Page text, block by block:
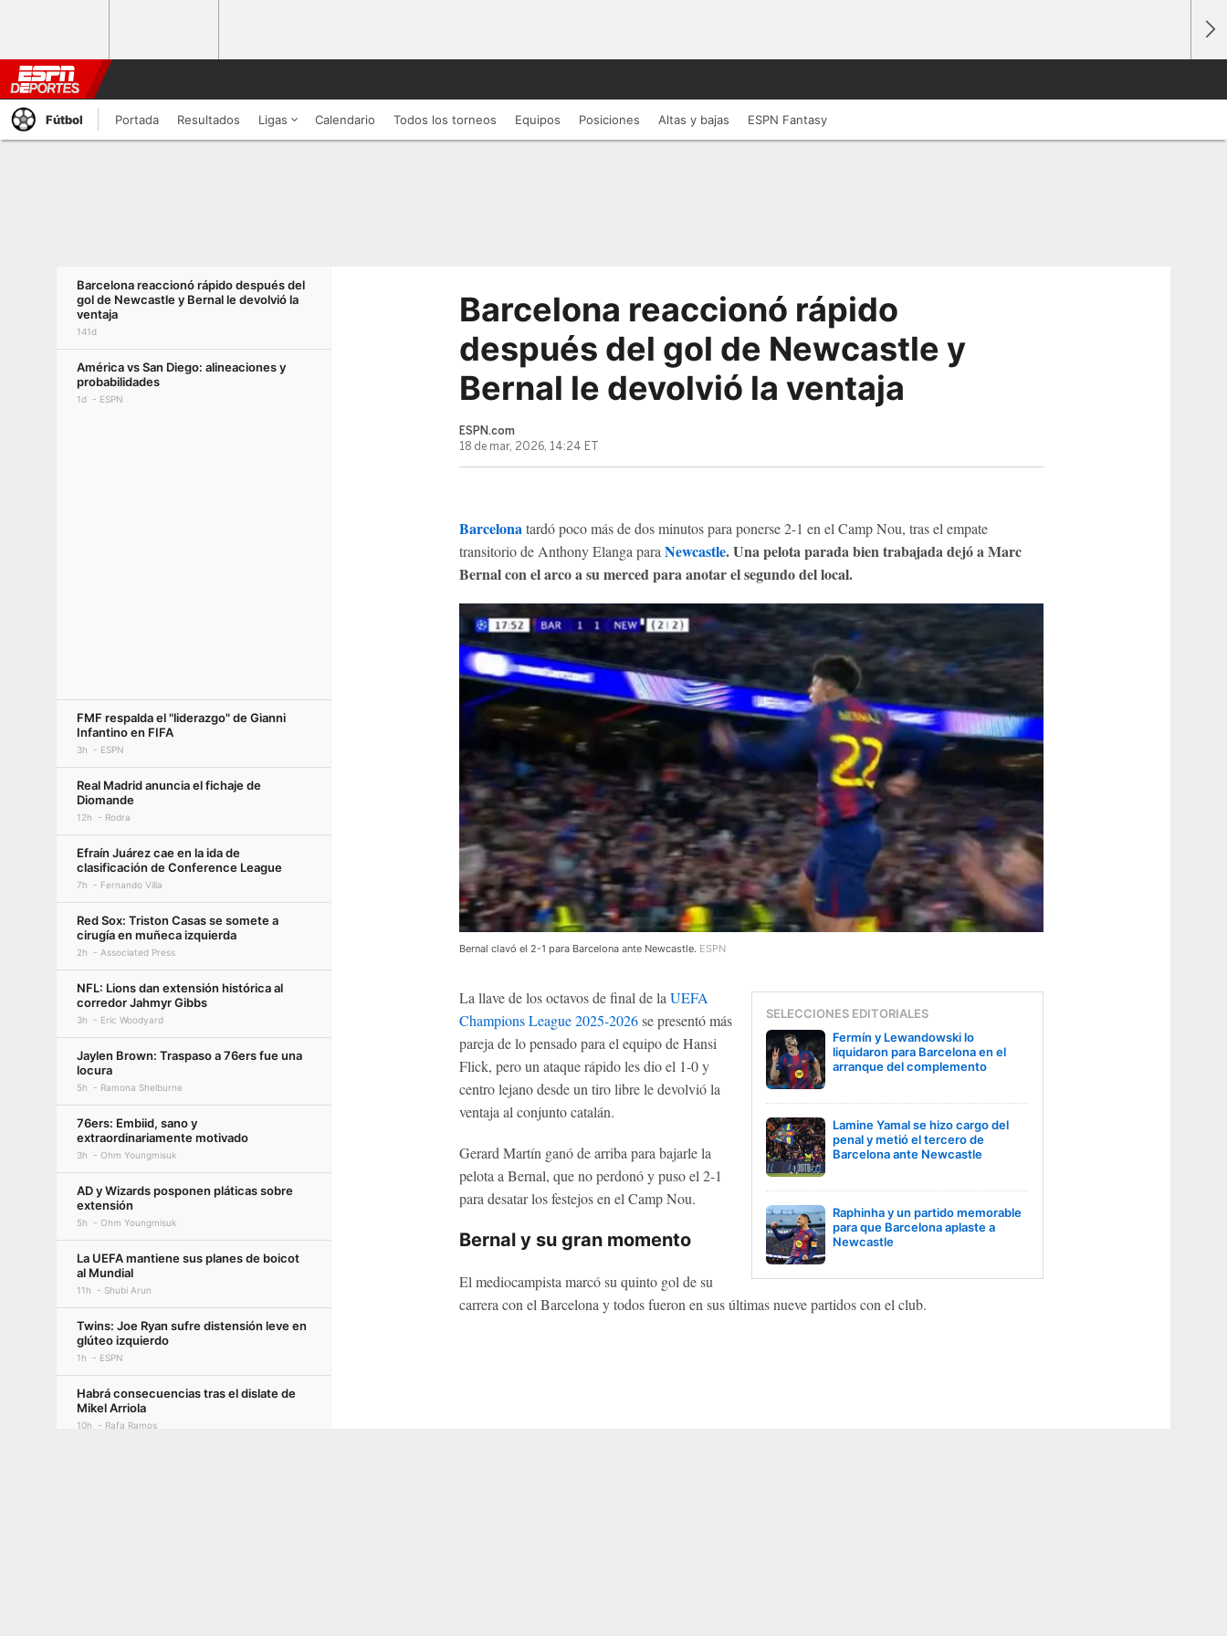
Fútbol Portada Resultados Ligas Calendario Todos los torneos Equipos Posiciones Altas y bajas ESPN Fantasy
Barcelona reaccionó rápido después del
gol de Newcastle y Bernal le devolvió la
ventaja
141d
América vs San Diego: alineaciones y
probabilidades
1d ESPN
FMF respalda el "liderazgo" de Gianni
Infantino en FIFA
3h ESPN
Real Madrid anuncia el fichaje de
Diomande
12h Rodra
Efraín Juárez cae en la ida de
clasificación de Conference League
7h Fernando Villa
Red Sox: Triston Casas se somete a
cirugía en muñeca izquierda
2h Associated Press
NFL: Lions dan extensión histórica al
corredor Jahmyr Gibbs
3h Eric Woodyard
Jaylen Brown: Traspaso a 76ers fue una
locura
5h Ramona Shelburne
76ers: Embiid, sano y
extraordinariamente motivado
3h Ohm Youngmisuk
AD y Wizards posponen pláticas sobre
extensión
5h Ohm Youngmisuk
La UEFA mantiene sus planes de boicot
al Mundial
11h Shubi Arun
Twins: Joe Ryan sufre distensión leve en
glúteo izquierdo
1h ESPN
Habrá consecuencias tras el dislate de
Mikel Arriola
10h Rafa Ramos
Barcelona reaccionó rápido
después del gol de Newcastle y
Bernal le devolvió la ventaja
ESPN.com
18 de mar, 2026, 14:24 ET
Barcelona tardó poco más de dos minutos para ponerse 2-1 en el Camp Nou, tras el empate
transitorio de Anthony Elanga para Newcastle. Una pelota parada bien trabajada dejó a Marc
Bernal con el arco a su merced para anotar el segundo del local.
Bernal clavó el 2-1 para Barcelona ante Newcastle. ESPN
SELECCIONES EDITORIALES
Fermín y Lewandowski lo
liquidaron para Barcelona en el
arranque del complemento
Lamine Yamal se hizo cargo del
penal y metió el tercero de
Barcelona ante Newcastle
Raphinha y un partido memorable
para que Barcelona aplaste a
Newcastle
La llave de los octavos de final de laUEFA
Champions League 2025-2026se presentó más
pareja de lo pensado para el equipo de Hansi
Flick, pero un ataque rápido les dio el 1-0 y
centro lejano desde un tiro libre le devolvió la
ventaja al conjunto catalán.
Gerard Martín ganó de arriba para bajarle la
pelota a Bernal, que no perdonó y puso el 2-1
para desatar los festejos en el Camp Nou.
Bernal y su gran momento
El mediocampista marcó su quinto gol de su
carrera con el Barcelona y todos fueron en sus últimas nueve partidos con el club.